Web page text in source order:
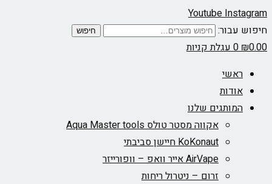
YoutubeInstagram
חיפוש עבור:
חיפוש
₪0.00
0עגלת קניות
ראשי
אודות
המותגים שלנו
אקווה מסטר טולס Aqua Master tools
KoKonaut חיישן סביבתי
AirVape אייר וואפ – וופורייזר
זרום – ניטרול ריחות